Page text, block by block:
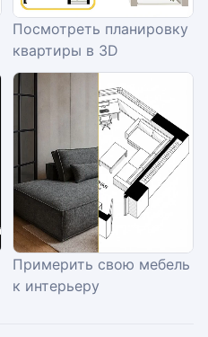
Посмотреть планировку
квартиры в 3D
Примерить свою мебель
к интерьеру